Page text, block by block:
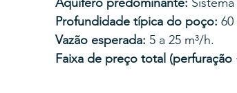
Profundidade típica do poço: 60
Vazão esperada: 5 a 25 m³/h.
Faixa de preço total